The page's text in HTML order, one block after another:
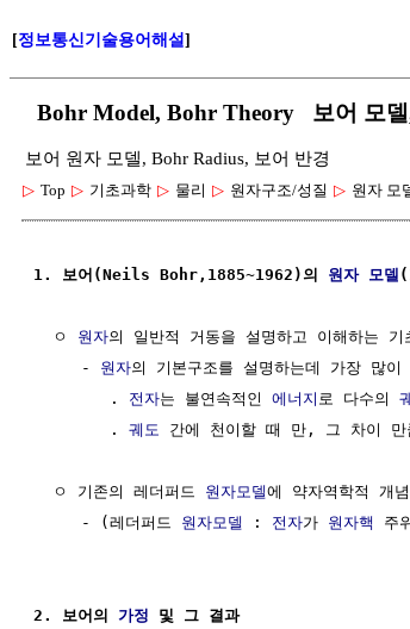
[정보통신기술용어해설]
Bohr Model, Bohr Theory 보어 모
보어 원자 모델, Bohr Radius, 보어 반경
▷ Top ▷ 기초과학 ▷ 물리 ▷ 원자구조/성질 ▷ 원자 모
1. 보어(Neils Bohr,1885~1962)의 원자 모델
  ㅇ
원자의 일반적 거동을 설명하고 이해하는 기
     -
원자의 기본구조를 설명하는데 가장 많이
        .
전자는 불연속적인 에너지 로 다수의
        .
궤도 간에 천이할 때 만, 그 차이 만
  ㅇ 기존의 레더퍼드
원자모델에 약자역학적 개
     - (레더퍼드
원자모델 : 전자가 원자핵 주
2. 보어의 가정 및 그 결과